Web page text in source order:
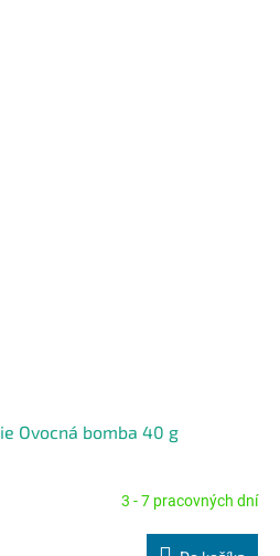
Ovocná bomba 40 g
3 - 7 pracovných dní